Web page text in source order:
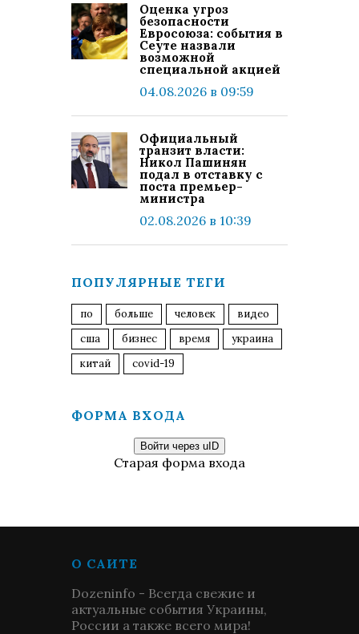
Оценка угроз
безопасности
Евросоюза: события в
Сеуте назвали
возможной
специальной акцией
04.08.2026 в 09:59
Официальный
транзит власти:
Никол Пашинян
подал в отставку с
поста премьер-
министра
02.08.2026 в 10:39
ПОПУЛЯРНЫЕ ТЕГИ
по больше человек
видео
сша
бизнес время
украина
китай
covid-19
ФОРМА ВХОДА
Войти через uID
Старая форма входа
О САЙТЕ
Dozeninfo - Всегда свежие и
актуальные события Украины,
России а также всего мира!